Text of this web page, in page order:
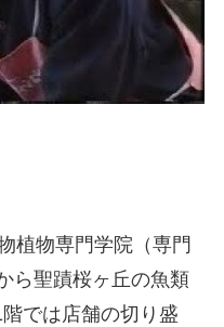
植物専門学院（専門
ら聖蹟桜ヶ丘の魚類
では店舗の切り盛